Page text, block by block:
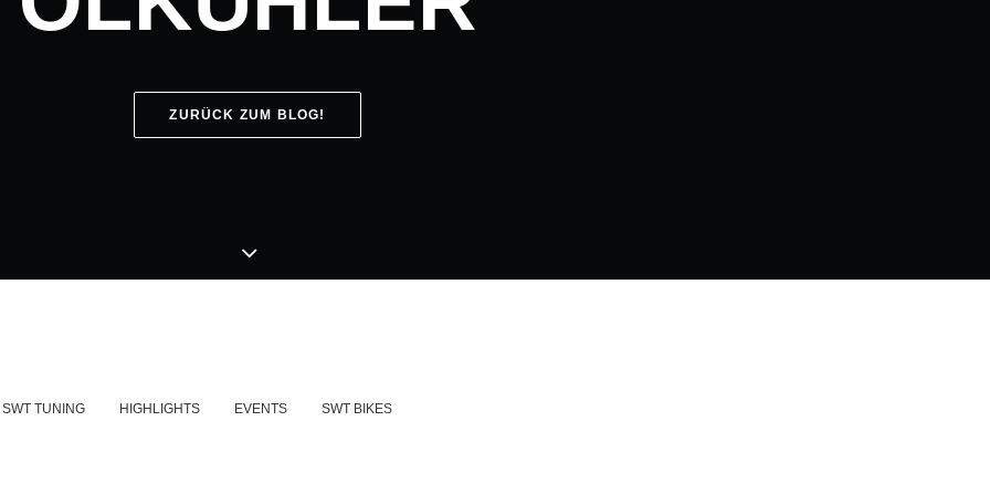
ZURÜCK ZUM BLOG!
SWT TUNING HIGHLIGHTS EVENTS SWT BIKES